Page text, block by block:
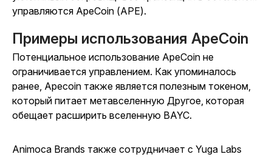
управляются ApeCoin (APE).
Примеры использования ApeCoin
Потенциальное использование ApeCoin не
ограничивается управлением. Как упоминалось
ранее, Apecoin также является полезным токеном,
который питает метавселенную Другое, которая
обещает расширить вселенную BAYC.
Animoca Brands также сотрудничает с Yuga Labs